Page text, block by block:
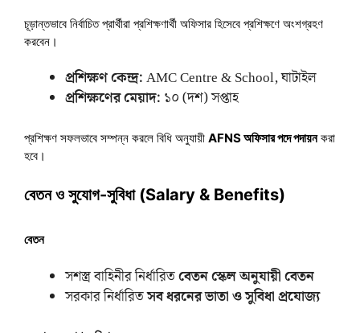
চূড়ান্তভাবে নির্বাচিত প্রার্থীরা প্রশিক্ষণার্থী অফিসার হিসেবে প্রশিক্ষণে অংশগ্রহণ
করবেন।
প্রশিক্ষণ কেন্দ্র:AMC Centre & School, ঘাটাইল
প্রশিক্ষণের মেয়াদ: ১০ (দশ) সপ্তাহ
প্রশিক্ষণ সফলভাবে সম্পন্ন করলে বিধি অনুযায়ী AFNS অফিসার পদে পদায়নকরা
হবে।
বেতন ও সুযোগ-সুবিধা (Salary & Benefits)
বেতন
সশস্ত্র বাহিনীর নির্ধারিতবেতন স্কেল অনুযায়ী বেতন
সরকার নির্ধারিতসব ধরনের ভাতা ও সুবিধা প্রযোজ্য